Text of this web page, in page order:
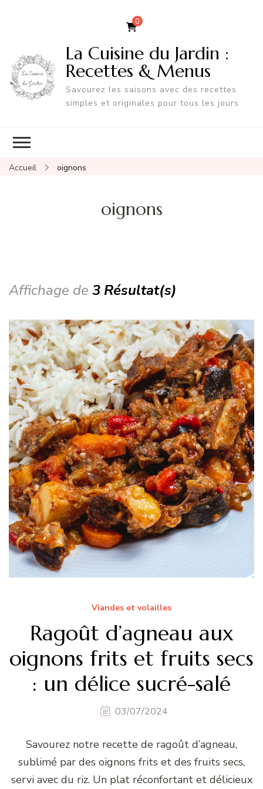
0
La Cuisine du Jardin :
Recettes & Menus
Savourez les saisons avec des recettes
simples et originales pour tous les jours
Accueil oignons
oignons
Affichage de 3 Résultat(s)
Viandes et volailles
Ragoût d’agneau aux
oignons frits et fruits secs
: un délice sucré-salé
03/07/2024
Savourez notre recette de ragoût d’agneau,
sublimé par des oignons frits et des fruits secs,
servi avec du riz. Un plat réconfortant et délicieux